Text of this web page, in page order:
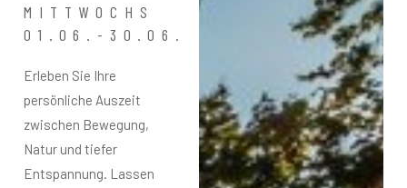
MITTWOCHS
01.06.-30.06.
Erleben Sie Ihre
persönliche Auszeit
zwischen Bewegung,
Natur und tiefer
Entspannung. Lassen